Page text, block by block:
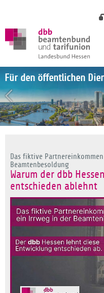
Einkommensrunde TV-H
Für den öffentlichen
Das fiktive
Beamtenbesoldung
Warum der dbb
entschieden ablehnt